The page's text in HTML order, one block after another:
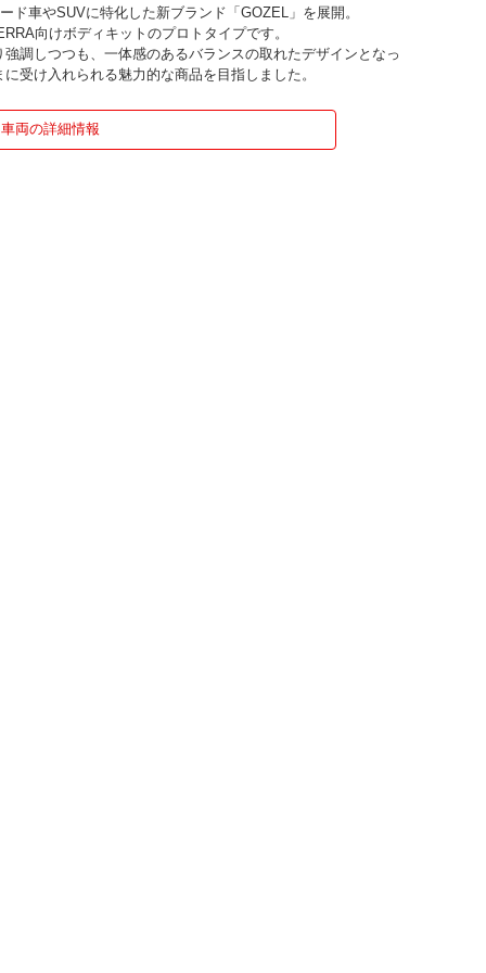
ド車やSUVに特化した新ブランド「GOZEL」を展開。
向けボディキットのプロトタイプです。
調しつつも、一体感のあるバランスの取れたデザインとなっ
受け入れられる魅力的な商品を目指しました。
車両の詳細情報